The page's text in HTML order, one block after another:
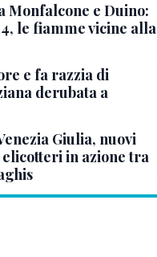
Monfalcone e Duino:
le fiamme vicine alla
e fa razzia di
derubata a
Giulia, nuovi
in azione tra